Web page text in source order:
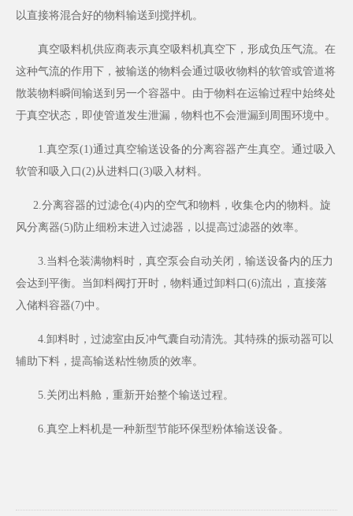
以直接将混合好的物料输送到搅拌机。
真空吸料机供应商表示真空吸料机真空下，形成负压气流。在
这种气流的作用下，被输送的物料会通过吸收物料的软管或管道将
散装物料瞬间输送到另一个容器中。由于物料在运输过程中始终处
于真空状态，即使管道发生泄漏，物料也不会泄漏到周围环境中。
1.真空泵(1)通过真空输送设备的分离容器产生真空。通过吸入
软管和吸入口(2)从进料口(3)吸入材料。
2.分离容器的过滤仓(4)内的空气和物料，收集仓内的物料。旋
风分离器(5)防止细粉末进入过滤器，以提高过滤器的效率。
3.当料仓装满物料时，真空泵会自动关闭，输送设备内的压力
会达到平衡。当卸料阀打开时，物料通过卸料口(6)流出，直接落
入储料容器(7)中。
4.卸料时，过滤室由反冲气囊自动清洗。其特殊的振动器可以
辅助下料，提高输送粘性物质的效率。
5.关闭出料舱，重新开始整个输送过程。
6.真空上料机是一种新型节能环保型粉体输送设备。